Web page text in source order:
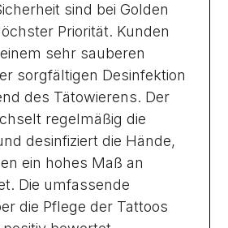
sind bei Golden
Priorität. Kunden
sehr sauberen
sorgfältigen Desinfektion
des Tätowierens. Der
regelmäßig die
desinfiziert die Hände,
ein hohes Maß an
Die umfassende
die Pflege der Tattoos